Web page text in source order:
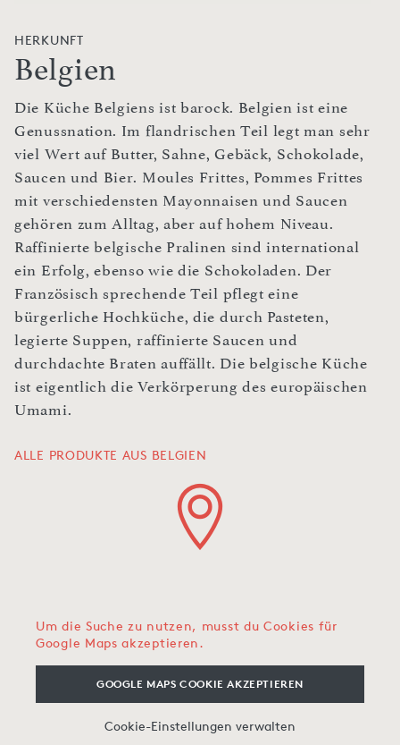
HERKUNFT
Belgien
Die Küche Belgiens ist barock. Belgien ist eine
Genussnation. Im flandrischen Teil legt man sehr
viel Wert auf Butter, Sahne, Gebäck, Schokolade,
Saucen und Bier. Moules Frittes, Pommes Frittes
mit verschiedensten Mayonnaisen und Saucen
gehören zum Alltag, aber auf hohem Niveau.
Raffinierte belgische Pralinen sind international
ein Erfolg, ebenso wie die Schokoladen. Der
Französisch sprechende Teil pflegt eine
bürgerliche Hochküche, die durch Pasteten,
legierte Suppen, raffinierte Saucen und
durchdachte Braten auffällt. Die belgische Küche
ist eigentlich die Verkörperung des europäischen
Umami.
ALLE PRODUKTE AUS BELGIEN
Um die Suche zu nutzen, musst du Cookies für
Google Maps akzeptieren.
GOOGLE MAPS COOKIE AKZEPTIEREN
Cookie-Einstellungen verwalten